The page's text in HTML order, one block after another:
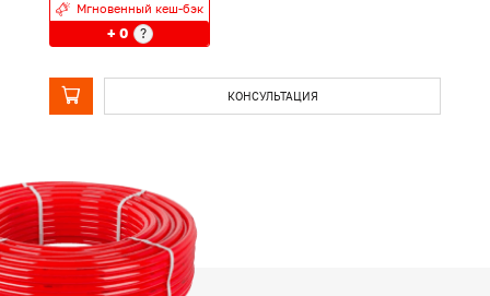
Мгновенный кеш-бэк
+ 0 ?
КОНСУЛЬТАЦИЯ